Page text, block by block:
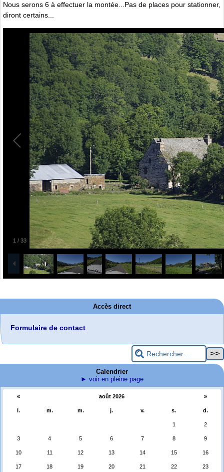
Nous serons 6 à effectuer la montée...Pas de places pour stationner,
diront certains...
1 / 33
Accès direct
Formulaire de contact
Calendrier
► voir en pleine page
« août 2026 »
l. m. m. j. v. s. d.
1 2
3 4 5 6 7 8 9
10 11 12 13 14 15 16
17 18 19 20 21 22 23